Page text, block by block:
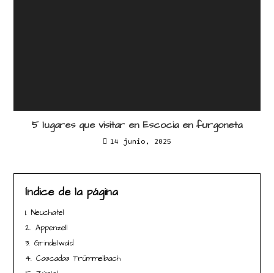
5 lugares que visitar en Escocia en furgoneta
14 junio, 2025
Índice de la página
1. Neuchatel
2. Appenzell
3. Grindelwald
4. Cascadas Trümmelbach